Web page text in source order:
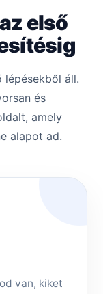
első
lépésekből áll.
és
amely
alapot ad.
van, kiket